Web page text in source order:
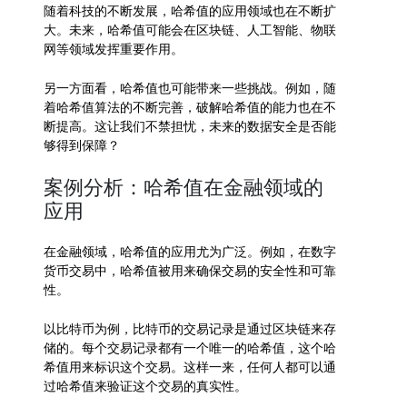
随着科技的不断发展，哈希值的应用领域也在不断扩
大。未来，哈希值可能会在区块链、人工智能、物联
网等领域发挥重要作用。
另一方面看，哈希值也可能带来一些挑战。例如，随
着哈希值算法的不断完善，破解哈希值的能力也在不
断提高。这让我们不禁担忧，未来的数据安全是否能
够得到保障？
案例分析：哈希值在金融领域的
应用
在金融领域，哈希值的应用尤为广泛。例如，在数字
货币交易中，哈希值被用来确保交易的安全性和可靠
性。
以比特币为例，比特币的交易记录是通过区块链来存
储的。每个交易记录都有一个唯一的哈希值，这个哈
希值用来标识这个交易。这样一来，任何人都可以通
过哈希值来验证这个交易的真实性。